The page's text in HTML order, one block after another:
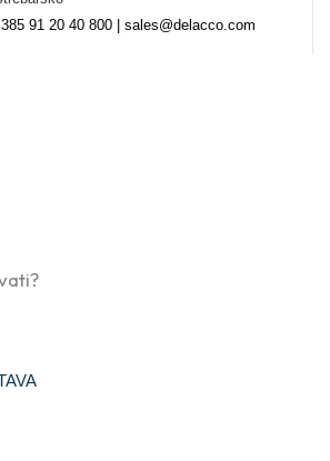
91 20 40 800 | sales@delacco.com